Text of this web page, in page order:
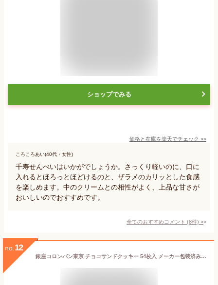
ショップでみる
価格と在庫を楽天でチェック >>
ころころあい(40代・女性)
千寿せんべいはいかがでしょうか。さっくり軽いのに、口に
入れるとほろっとほどけるのと、ザラメのカリッとした食感
を楽しめます。中のクリームとの相性がよく、上品な甘さが
おいしいのでおすすめです。
全てのおすすめコメント (8件) >
no. 12
銀座コロンバン東京 チョコサンドクッキー 54枚入 メーカー包装済み 送料無料